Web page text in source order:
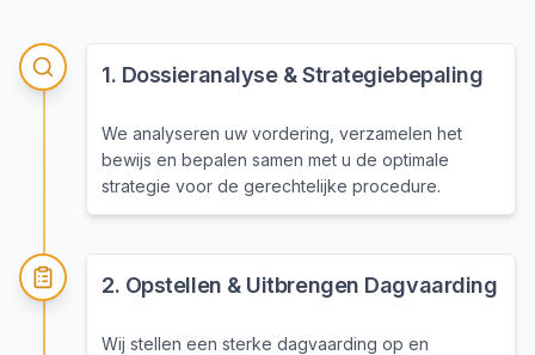
1. Dossieranalyse & Strategiebepaling
We analyseren uw vordering, verzamelen het
bewijs en bepalen samen met u de optimale
strategie voor de gerechtelijke procedure.
2. Opstellen & Uitbrengen Dagvaarding
Wij stellen een sterke dagvaarding op en